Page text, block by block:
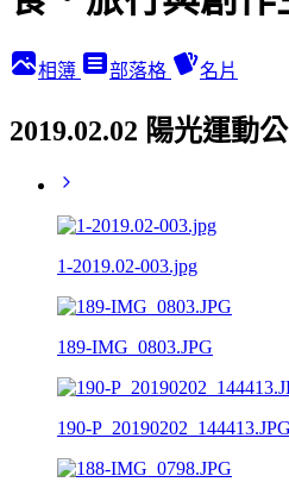
相簿 部落格 名片
2019.02.02 陽光運動
1-2019.02-003.jpg
189-IMG_0803.JPG
190-P_20190202_144413.JPG